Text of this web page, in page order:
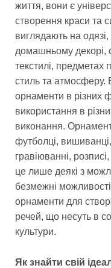
життя, вони є
створення краси та
виглядають на
домашньому декорі,
текстилі, предметах
стиль та атмосферу.
орнаменти в різних
використання в
виконання.
футболці,
гравіюванні,
це лише деякі з
безмежні
орнаменти для
речей, що несуть в
культури.
Як знайти свій